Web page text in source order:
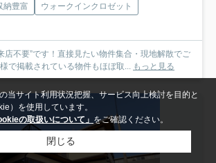
納豊富
ウォークインクロゼット
店不要”です！直接見たい物件集合・現地解散でご
で掲載されている物件もほぼ取... もっと見る
当サイト利用状況把握、サービス向上検討を目的と
）を使用しています。
の取扱いについて」 をご確認ください。
閉じる